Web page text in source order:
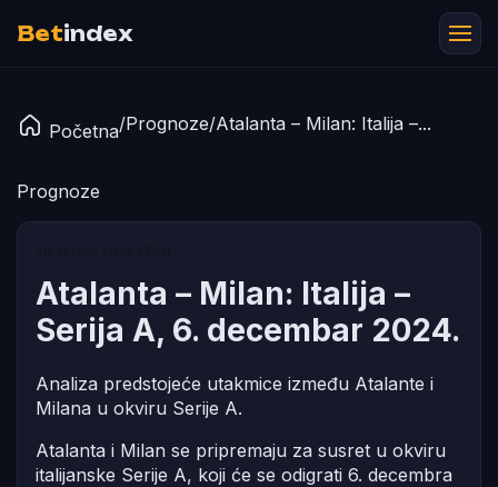
Betindex
Početna/Prognoze/Atalanta – Milan: Italija –...
Prognoze
Atalanta – Milan: Italija –
Serija A, 6. decembar 2024.
Analiza predstojeće utakmice između Atalante i
Milana u okviru Serije A.
Atalanta i Milan se pripremaju za susret u okviru
italijanske Serije A, koji će se odigrati 6. decembra